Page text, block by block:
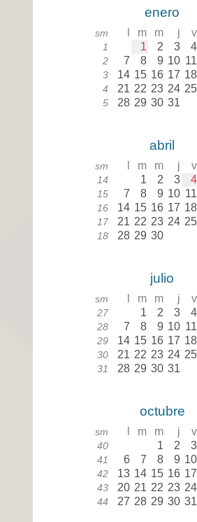
enero
sm m m j v
1 1 2 3 4
2 7 8 9 10 11
3 14 15 16 17 18
4 21 22 23 24 25
5 28 29 30 31
abril
sm m m j v
14 1 2 3 4
15 7 8 9 10 11
16 14 15 16 17 18
17 21 22 23 24 25
18 28 29 30
julio
sm m m j v
27 1 2 3 4
28 7 8 9 10 11
29 14 15 16 17 18
30 21 22 23 24 25
31 28 29 30 31
octubre
sm m m j v
40 1 2 3
41 6 7 8 9 10
42 13 14 15 16 17
43 20 21 22 23 24
44 27 28 29 30 31